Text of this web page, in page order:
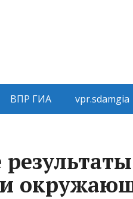
ВПР ГИА vpr.sdamgia